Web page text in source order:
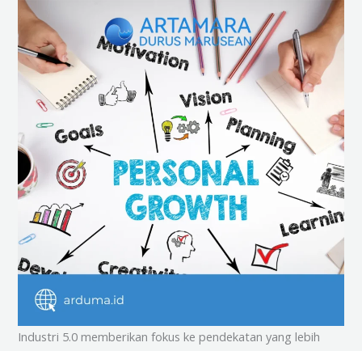
Industri 5.0 memberikan fokus ke pendekatan yang lebih